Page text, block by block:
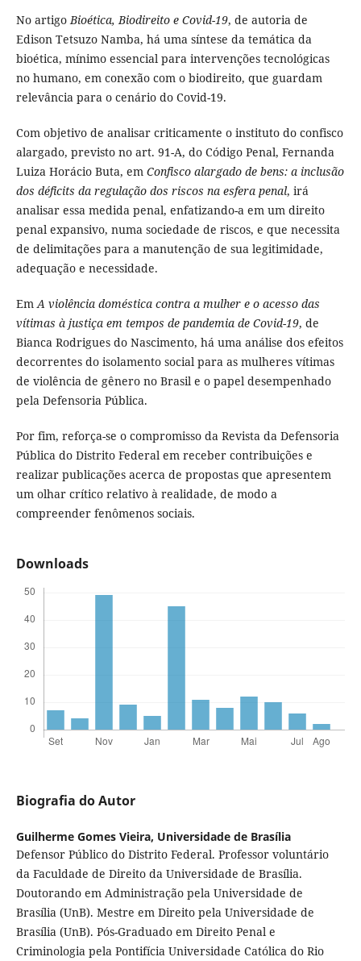
No artigo Bioética, Biodireito e Covid-19, de autoria de
Edison Tetsuzo Namba, há uma síntese da temática da
bioética, mínimo essencial para intervenções tecnológicas
no humano, em conexão com o biodireito, que guardam
relevância para o cenário do Covid-19.
Com objetivo de analisar criticamente o instituto do confisco
alargado, previsto no art. 91-A, do Código Penal, Fernanda
Luiza Horácio Buta, em Confisco alargado de bens: a inclusão
dos déficits da regulação dos riscos na esfera penal, irá
analisar essa medida penal, enfatizando-a em um direito
penal expansivo, numa sociedade de riscos, e que necessita
de delimitações para a manutenção de sua legitimidade,
adequação e necessidade.
Em A violência doméstica contra a mulher e o acesso das
vítimas à justiça em tempos de pandemia de Covid-19, de
Bianca Rodrigues do Nascimento, há uma análise dos efeitos
decorrentes do isolamento social para as mulheres vítimas
de violência de gênero no Brasil e o papel desempenhado
pela Defensoria Pública.
Por fim, reforça-se o compromisso da Revista da Defensoria
Pública do Distrito Federal em receber contribuições e
realizar publicações acerca de propostas que apresentem
um olhar crítico relativo à realidade, de modo a
compreender fenômenos sociais.
Downloads
Biografia do Autor
Guilherme Gomes Vieira, Universidade de Brasília
Defensor Público do Distrito Federal. Professor voluntário
da Faculdade de Direito da Universidade de Brasília.
Doutorando em Administração pela Universidade de
Brasília (UnB). Mestre em Direito pela Universidade de
Brasília (UnB). Pós-Graduado em Direito Penal e
Criminologia pela Pontifícia Universidade Católica do Rio